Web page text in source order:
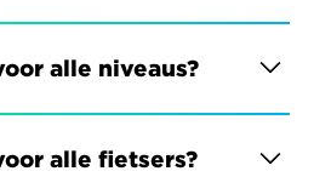
alle niveaus?
alle fietsers?